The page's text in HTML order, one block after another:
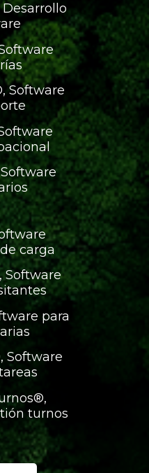
Software
carga
Software
para
Software
turnos